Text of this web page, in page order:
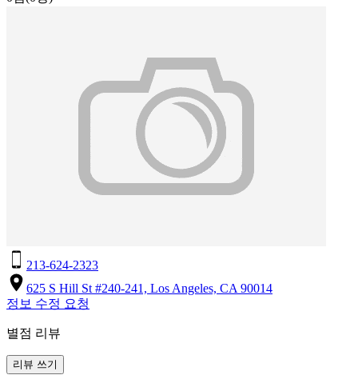
213-624-2323
625 S Hill St #240-241, Los Angeles, CA 90014
정보 수정 요청
별점 리뷰
리뷰 쓰기